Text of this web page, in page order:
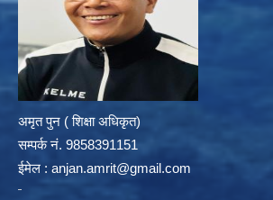
अमृत पुन ( शिक्षा अधिकृत)
सम्पर्क न‌ं. 9858391151
ईमेल : anjan.amrit@gmail.com